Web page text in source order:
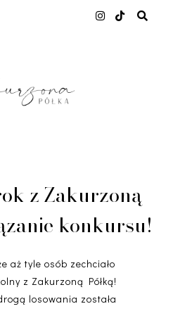
z Zakurzoną
konkursu!
aż tyle osób zechciało
z Zakurzoną Półką!
losowania została
from Google to deliver its
usage statistics, and